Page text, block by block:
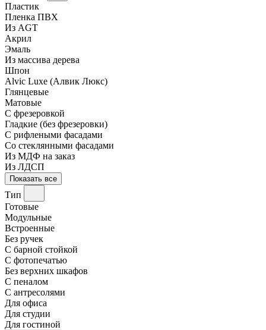
Пластик
Пленка ПВХ
Из AGT
Акрил
Эмаль
Из массива дерева
Шпон
Alvic Luxe (Алвик Люкс)
Глянцевые
Матовые
С фрезеровкой
Гладкие (без фрезеровки)
С рифлеными фасадами
Со стеклянными фасадами
Из МДФ на заказ
Из ЛДСП
Показать все
Тип
Готовые
Модульные
Встроенные
Без ручек
С барной стойкой
С фотопечатью
Без верхних шкафов
С пеналом
С антресолями
Для офиса
Для студии
Для гостиной